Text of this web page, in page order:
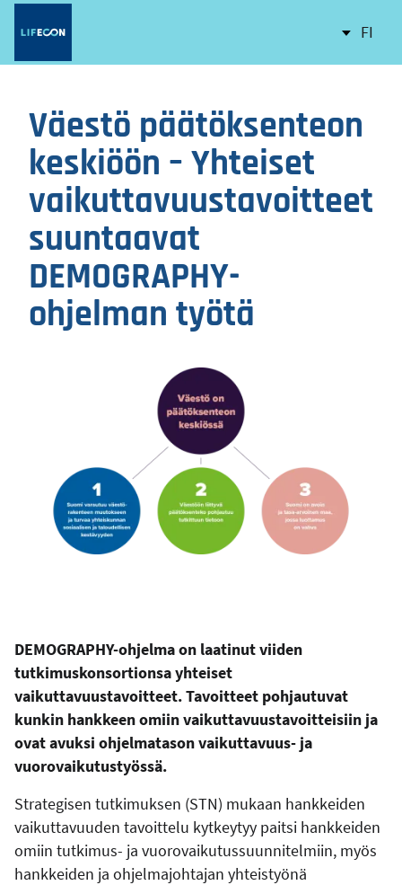
pääsisältöön
FI
Väestö päätöksenteon
keskiöön – Yhteiset
vaikuttavuustavoitteet
suuntaavat
DEMOGRAPHY-
ohjelman työtä
DEMOGRAPHY-ohjelma on laatinut viiden
tutkimuskonsortionsa yhteiset
vaikuttavuustavoitteet. Tavoitteet pohjautuvat
kunkin hankkeen omiin vaikuttavuustavoitteisiin ja
ovat avuksi ohjelmatason vaikuttavuus- ja
vuorovaikutustyössä.
Strategisen tutkimuksen (STN) mukaan hankkeiden
vaikuttavuuden tavoittelu kytkeytyy paitsi hankkeiden
omiin tutkimus- ja vuorovaikutussuunnitelmiin, myös
hankkeiden ja ohjelmajohtajan yhteistyönä